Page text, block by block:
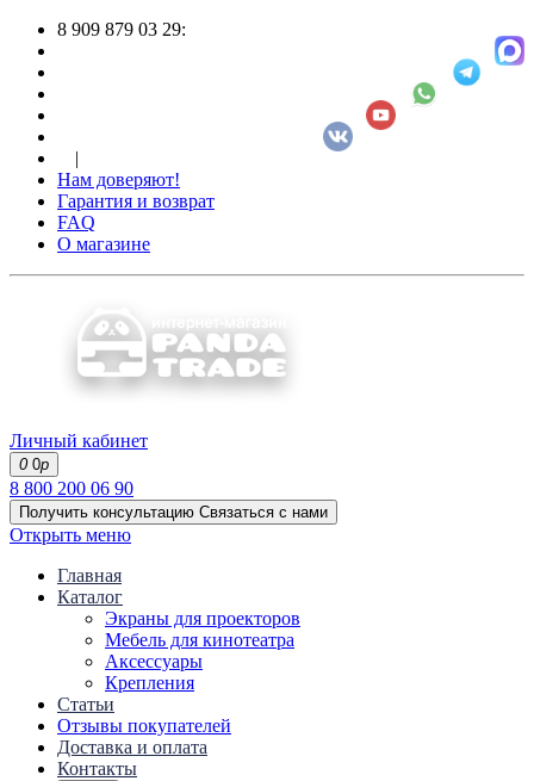
8 909 879 03 29:
|
Нам доверяют!
Гарантия и возврат
FAQ
О магазине
Личный кабинет
0 0р
8 800 200 06 90
Получить консультацию Связаться с нами
Открыть меню
Главная
Каталог
Экраны для проекторов
Mебель для кинотеатра
Аксессуары
Крепления
Статьи
Отзывы покупателей
Доставка и оплата
Контакты